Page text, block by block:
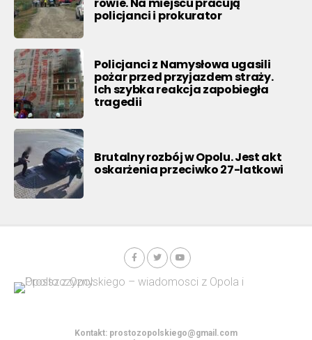
policjanci i prokurator
Policjanci z Namysłowa ugasili
pożar przed przyjazdem straży.
Ich szybka reakcja zapobiegła
tragedii
Brutalny rozbój w Opolu. Jest akt
oskarżenia przeciwko 27-latkowi
Kontakt: prostozopolskiego@gmail.com